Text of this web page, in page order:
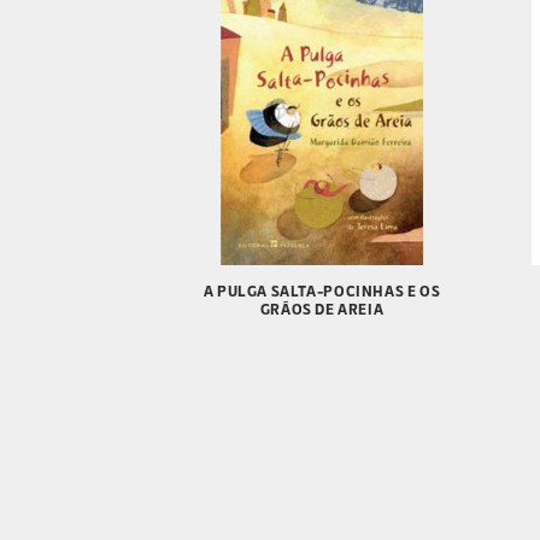
A PULGA SALTA-POCINHAS E OS
GRÃOS DE AREIA